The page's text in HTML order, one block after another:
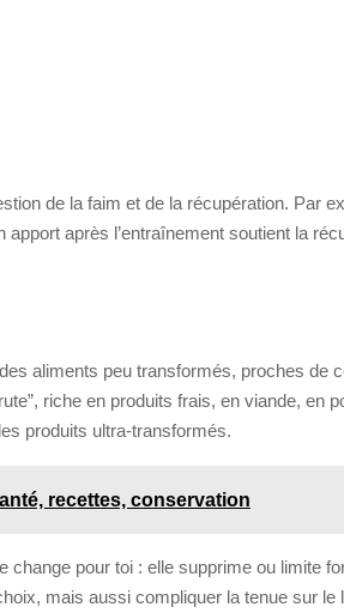
de la faim et de la récupération. Par
apport après l’entraînement soutient la
aliments peu transformés, proches de
riche en produits frais, en viande,
produits ultra-transformés.
recettes, conservation
pour toi : elle supprime ou limite
mais aussi compliquer la tenue sur